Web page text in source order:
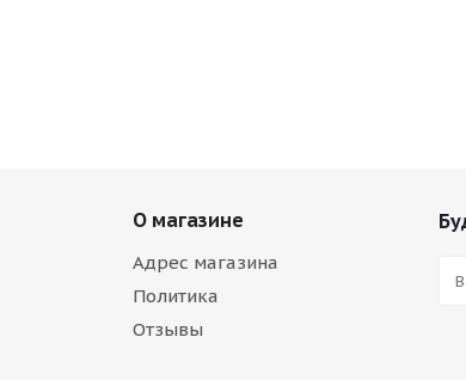
О магазине
Адрес магазина
Политика
Отзывы